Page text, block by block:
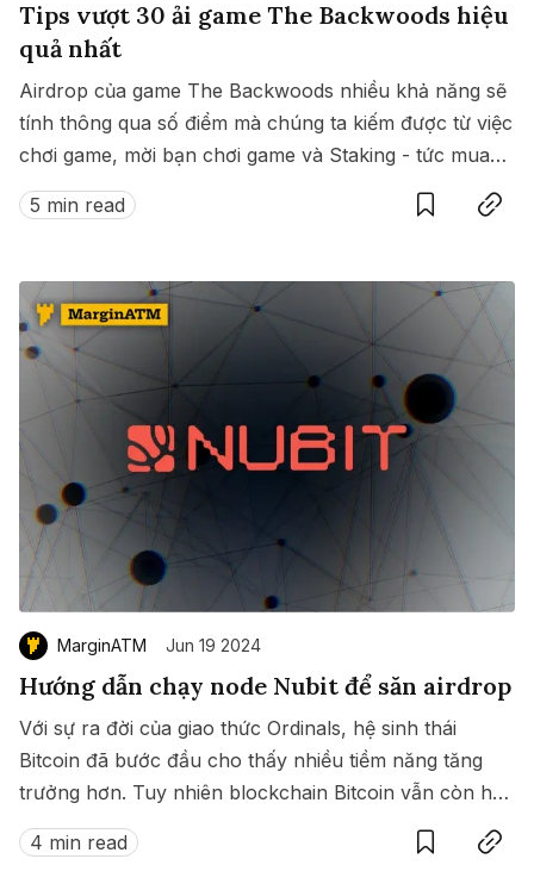
Tips vượt 30 ải game The Backwoods hiệu
quả nhất
Airdrop của game The Backwoods nhiều khả năng sẽ
tính thông qua số điểm mà chúng ta kiếm được từ việc
chơi game, mời bạn chơi game và Staking - tức mua
NFT The Backwoods và Staking vào Vault để tối ưu
điểm.
5 min read
Save Copy link
MarginATM Jun 19 2024
Hướng dẫn chạy node Nubit để săn airdrop
Với sự ra đời của giao thức Ordinals, hệ sinh thái
Bitcoin đã bước đầu cho thấy nhiều tiềm năng tăng
trưởng hơn. Tuy nhiên blockchain Bitcoin vẫn còn hạn
chế về khả năng mở rộng, và Nubit được phát triển
để giải quyết hạn chế này.
4 min read
SaveCopy link